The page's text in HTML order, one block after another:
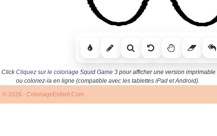
ClickCliquez sur le coloriage Squid Game 3 pour afficher une version imprimable
ou coloriez-la en ligne (compatible avec les tablettes iPad et Android).
© 2026 - ColoriageEnfant.Com